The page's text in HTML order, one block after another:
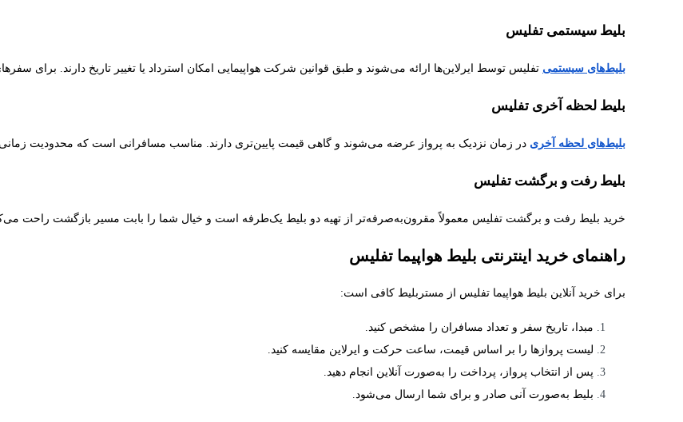
بلیط سیستمی تفلیس
بلیط‌های سیستمی تفلیس توسط ایرلاین‌ها ارائه می‌شوند و طبق قوانین شرکت هواپیمایی امکان استرداد یا تغییر تاریخ دارند. برای
بلیط لحظه آخری تفلیس
بلیط‌های لحظه آخری در زمان نزدیک به پرواز عرضه می‌شوند و گاهی قیمت پایین‌تری دارند. مناسب مسافرانی است که محدودیت زمانی
بلیط رفت و برگشت تفلیس
خرید بلیط رفت و برگشت تفلیس معمولاً مقرون‌به‌صرفه‌تر از تهیه دو بلیط یک‌طرفه است و خیال شما را بابت مسیر بازگشت راحت
راهنمای خرید اینترنتی بلیط هواپیما تفلیس
برای خرید آنلاین بلیط هواپیما تفلیس از مستربلیط کافی است:
مبدا، تاریخ سفر و تعداد مسافران را مشخص کنید.
لیست پروازها را بر اساس قیمت، ساعت حرکت و ایرلاین مقایسه کنید.
پس از انتخاب پرواز، پرداخت را به‌صورت آنلاین انجام دهید.
بلیط به‌صورت آنی صادر و برای شما ارسال می‌شود.